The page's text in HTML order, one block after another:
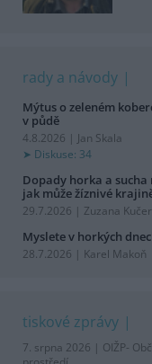
rady a návody
Mýtus o zeleném
v půdě
4.8.2026 | Jan Skala
Diskuse: 34
Dopady horka a
jak může žíznivé
29.7.2026 | Zuzana
Myslete v horkých
28.7.2026 | Karel Makoň
tiskové zprávy
7. srpna 2026 | OIŽP-